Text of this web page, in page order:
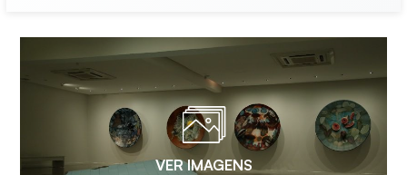
VER IMAGENS